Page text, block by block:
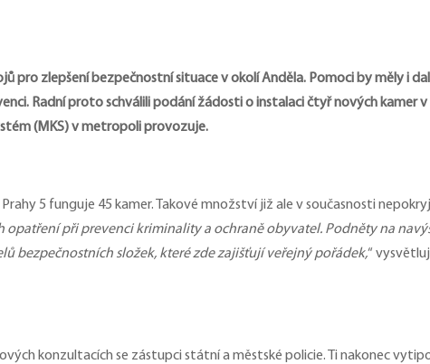
pro zlepšení bezpečnostní situace v okolí Anděla. Pomoci by měly i
Radní proto schválili podání žádosti o instalaci čtyř nových kamer
(MKS) v metropoli provozuje.
5 funguje 45 kamer. Takové množství již ale v současnosti
při prevenci kriminality a ochraně obyvatel. Podněty na
bezpečnostních složek, které zde zajišťují veřejný pořádek,“
konzultacích se zástupci státní a městské policie. Ti nakonec